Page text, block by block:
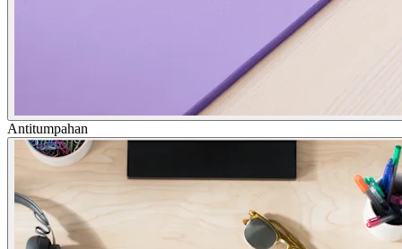
Antitumpahan